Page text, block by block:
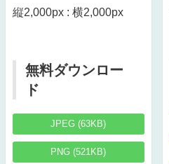
縦2,000px : 横2,000px
無料ダウンロー
ド
JPEG (63KB)
PNG (521KB)